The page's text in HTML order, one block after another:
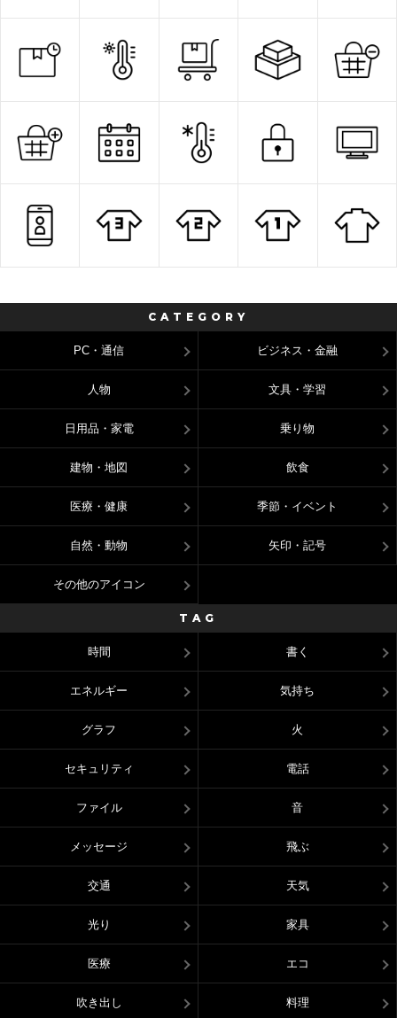
CATEGORY
PC・通信 ビジネス・金融
人物 文具・学習
日用品・家電 乗り物
建物・地図 飲食
医療・健康 季節・イベント
自然・動物 矢印・記号
その他のアイコン
TAG
時間 書く
エネルギー 気持ち
グラフ 火
セキュリティ 電話
ファイル 音
メッセージ 飛ぶ
交通 天気
光り 家具
医療 エコ
吹き出し 料理